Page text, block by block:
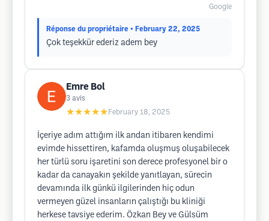
Google
Réponse du propriétaire • February 22, 2025
Çok teşekkür ederiz adem bey
Emre Bol
3 avis
★★★★★ February 18, 2025
İçeriye adım attığım ilk andan itibaren kendimi
evimde hissettiren, kafamda oluşmuş oluşabilecek
her türlü soru işaretini son derece profesyonel bir o
kadar da canayakın şekilde yanıtlayan, sürecin
devamında ilk günkü ilgilerinden hiç odun
vermeyen güzel insanların çalıştığı bu kliniği
herkese tavsiye ederim. Özkan Bey ve Gülsüm